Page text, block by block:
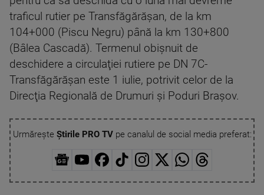
traficul rutier pe Transfăgărăşan, de la km
104+000 (Piscu Negru) până la km 130+800
(Bâlea Cascadă). Termenul obişnuit de
deschidere a circulaţiei rutiere pe DN 7C-
Transfăgărăşan este 1 iulie, potrivit celor de la
Direcţia Regională de Drumuri şi Poduri Braşov.
Urmărește Știrile PRO TVpe canalul de social media preferat: